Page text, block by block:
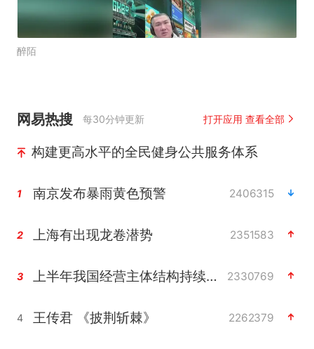
醉陌
网易热搜 每30分钟更新 打开应用 查看全部
构建更高水平的全民健身公共服务体系
1 南京发布暴雨黄色预警 2406315
2 上海有出现龙卷潜势 2351583
3 上半年我国经营主体结构持续优化 2330769
4 王传君 《披荆斩棘》 2262379